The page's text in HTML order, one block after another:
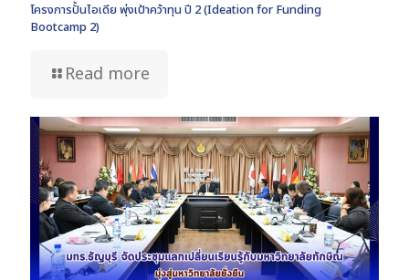
โครงการปั้นไอเดีย พุ่งเป้าคว้าทุน ปี 2 (Ideation for Funding
Bootcamp 2)
Read more